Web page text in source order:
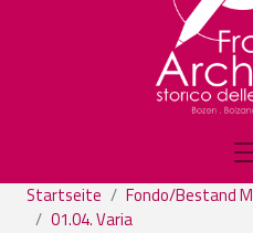
Startseite Fondo/Bestand
01.04. Varia